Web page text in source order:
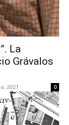
La
Grávalos
2021 0